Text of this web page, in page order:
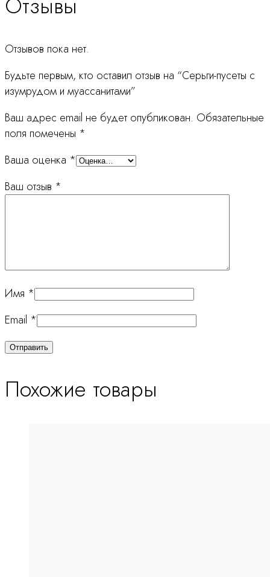
Отзывов пока нет.
Будьте первым, кто оставил отзыв на “Серьги-пусеты с
изумрудом и муассанитами”
Ваш адрес email не будет опубликован. Обязательные
поля помечены *
Ваша оценка *
Ваш отзыв *
Имя *
Email *
Похожие товары